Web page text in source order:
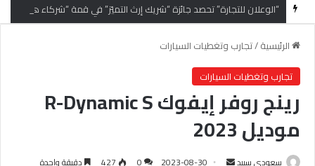
“الوعلان للتجارة” تحصد جائزة “شريك إرث التميّز” في قمة “شركاء هيونداي لعام 2026” تقديراً للتميّز التشغيلي وريادة تجارب العميل
الرئيسية/تجارب وتغطيات السيارات
تجارب وتغطيات السيارات
رينج روفر إيفوك R-Dynamic S
موديل 2023
سعودي سبيد 2023-08-30
0
427 دقيقة واحدة